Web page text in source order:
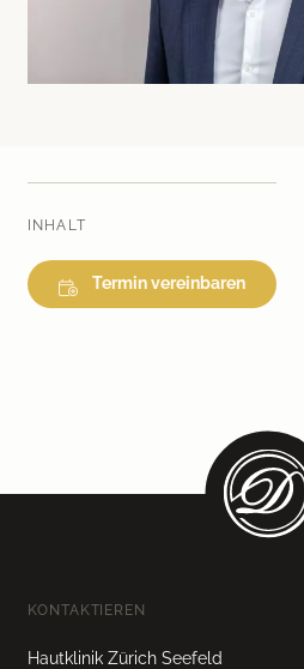
INHALT
Termin vereinbaren
Lasertherapie
Infusionstherapien
Medical Beauty Zürich Bülach
KONTAKTIEREN
Hautklinik Zürich Seefeld